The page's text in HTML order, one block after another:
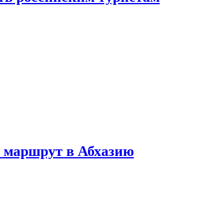
маршрут в Абхазию